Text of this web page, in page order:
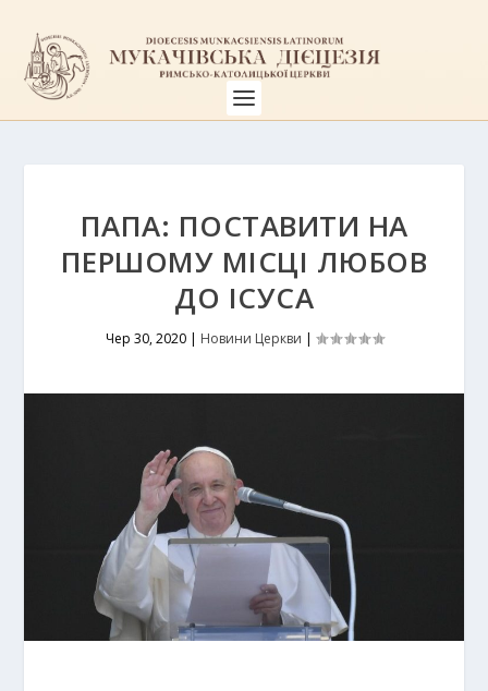
ПАПА: ПОСТАВИТИ НА
ПЕРШОМУ МІСЦІ ЛЮБОВ
ДО ІСУСА
Чер 30, 2020| Новини Церкви |